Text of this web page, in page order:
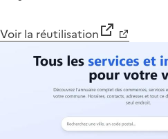
Voir la réutilisation